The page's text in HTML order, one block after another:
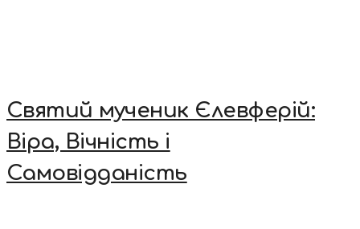
Святий мученик Єлевферій:
Віра, Вічність і
Самовідданість